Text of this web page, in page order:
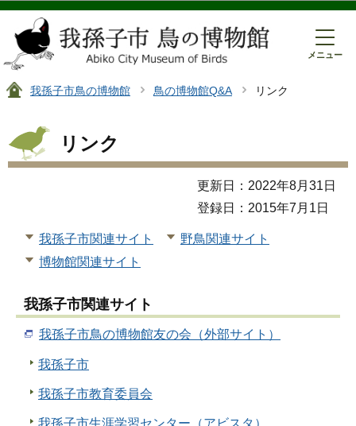
このページの本文へ移動
メニュー
我孫子市鳥の博物館 鳥の博物館Q&A リンク
リンク
更新日：2022年8月31日
登録日：2015年7月1日
我孫子市関連サイト
野鳥関連サイト
博物館関連サイト
我孫子市関連サイト
我孫子市鳥の博物館友の会（外部サイト）
我孫子市
我孫子市教育委員会
我孫子市生涯学習センター（アビスタ）